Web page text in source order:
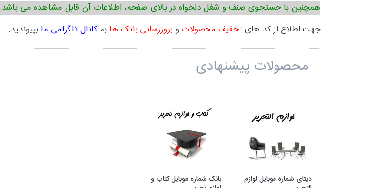
همچنین با جستجوی صنف و شغل دلخواه در بالای صفحه، اطلاعات آن قابل مشاهده می باشد.
جهت اطلاع از کد های تخفیف محصولات و بروزرسانی بانک ها بهکانال تلگرامی مابپیوندید.
محصولات پیشنهادی
دیتای شماره موبایل لوازم بانک شماره موبایل کتاب و